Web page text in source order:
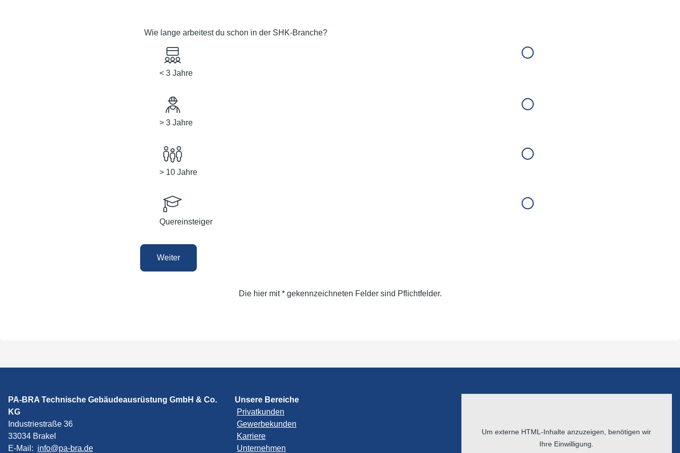
Wie lange arbeitest du schon in der SHK-Branche?
< 3 Jahre
> 3 Jahre
> 10 Jahre
Quereinsteiger
Weiter
Die hier mit * gekennzeichneten Felder sind Pflichtfelder.
PA-BRA Technische Gebäudeausrüstung GmbH & Co.
KG
Industriestraße 36
33034 Brakel
E-Mail: info@pa-bra.de
Unsere Bereiche
Privatkunden
Gewerbekunden
Karriere
Unternehmen
Um externe HTML-Inhalte anzuzeigen, benötigen wir
Ihre Einwilligung.